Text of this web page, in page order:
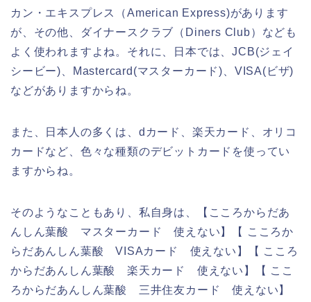
カン・エキスプレス（American Express)があります
が、その他、ダイナースクラブ（Diners Club）なども
よく使われますよね。それに、日本では、JCB(ジェイ
シービー)、Mastercard(マスターカード)、VISA(ビザ)
などがありますからね。
また、日本人の多くは、dカード、楽天カード、オリコ
カードなど、色々な種類のデビットカードを使ってい
ますからね。
そのようなこともあり、私自身は、【こころからだあ
んしん葉酸 マスターカード 使えない】【 こころか
らだあんしん葉酸 VISAカード 使えない】【 こころ
からだあんしん葉酸 楽天カード 使えない】【 ここ
ろからだあんしん葉酸 三井住友カード 使えない】